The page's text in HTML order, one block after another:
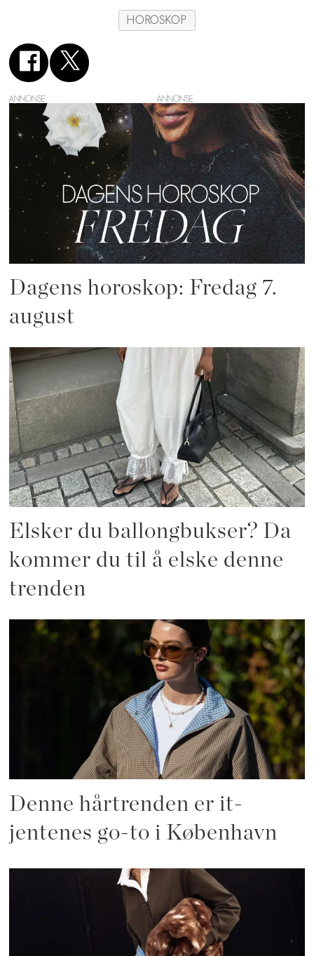
HOROSKOP
ANNONSE
Dagens horoskop: Fredag 7.
august
Elsker du ballongbukser? Da
kommer du til å elske denne
trenden
Denne hårtrenden er it-
jentenes go-to i København